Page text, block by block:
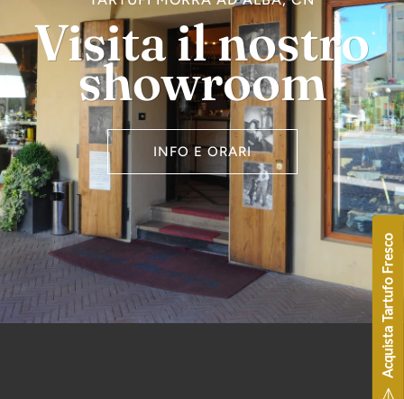
Visita il nostro
showroom
INFO E ORARI
Acquista Tartufo Fresco